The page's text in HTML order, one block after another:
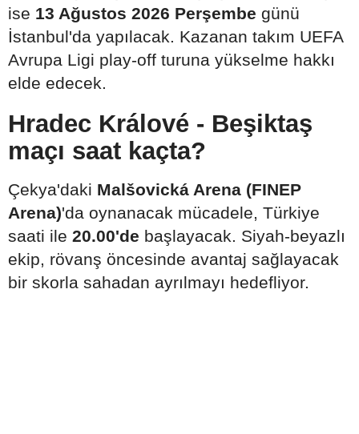
ise 13 Ağustos 2026 Perşembe günü
İstanbul'da yapılacak. Kazanan takım UEFA
Avrupa Ligi play-off turuna yükselme hakkı
elde edecek.
Hradec Králové - Beşiktaş
maçı saat kaçta?
Çekya'daki Malšovická Arena (FINEP
Arena)'da oynanacak mücadele, Türkiye
saati ile 20.00'de başlayacak. Siyah-beyazlı
ekip, rövanş öncesinde avantaj sağlayacak
bir skorla sahadan ayrılmayı hedefliyor.